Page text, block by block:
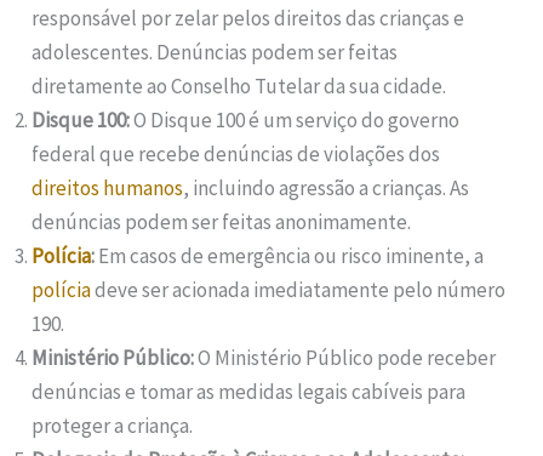
responsável por zelar pelos direitos das crianças e
adolescentes. Denúncias podem ser feitas
diretamente ao Conselho Tutelar da sua cidade.
Disque 100:O Disque 100 é um serviço do governo
federal que recebe denúncias de violações dos
direitos humanos, incluindo agressão a crianças. As
denúncias podem ser feitas anonimamente.
Polícia:Em casos de emergência ou risco iminente, a
políciadeve ser acionada imediatamente pelo número
190.
Ministério Público:O Ministério Público pode receber
denúncias e tomar as medidas legais cabíveis para
proteger a criança.